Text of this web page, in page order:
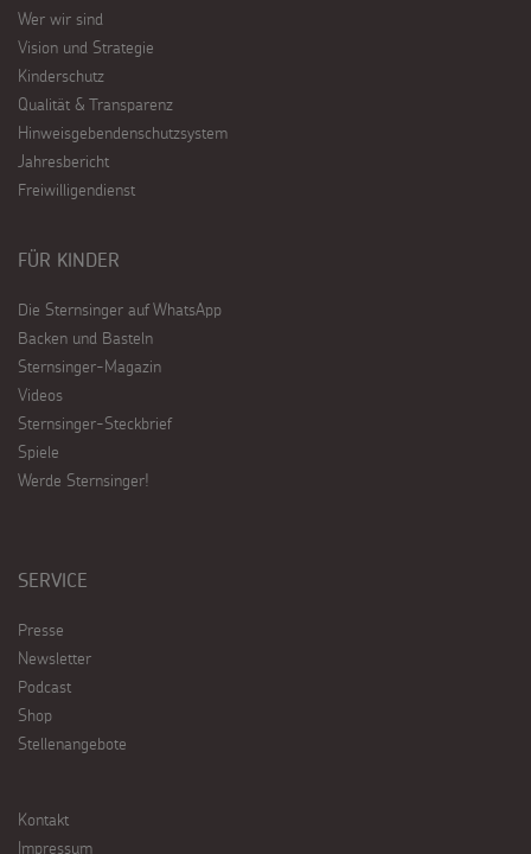
Wer wir sind
Vision und Strategie
Kinderschutz
Qualität & Transparenz
Hinweisgebendenschutzsystem
Jahresbericht
Freiwilligendienst
FÜR KINDER
Die Sternsinger auf WhatsApp
Backen und Basteln
Sternsinger-Magazin
Videos
Sternsinger-Steckbrief
Spiele
Werde Sternsinger!
SERVICE
Presse
Newsletter
Podcast
Shop
Stellenangebote
Kontakt
Impressum